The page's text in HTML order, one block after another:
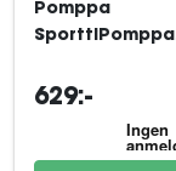
Pomppa
SporttiPomppa
629:-